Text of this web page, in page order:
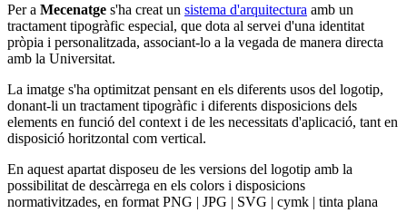
Per a Mecenatge s'ha creat un sistema d'arquitectura amb un
tractament tipogràfic especial, que dota al servei d'una identitat
pròpia i personalitzada, associant-lo a la vegada de manera directa
amb la Universitat.
La imatge s'ha optimitzat pensant en els diferents usos del logotip,
donant-li un tractament tipogràfic i diferents disposicions dels
elements en funció del context i de les necessitats d'aplicació, tant en
disposició horitzontal com vertical.
En aquest apartat disposeu de les versions del logotip amb la
possibilitat de descàrrega en els colors i disposicions
normativitzades, en format PNG | JPG | SVG | cymk | tinta plana